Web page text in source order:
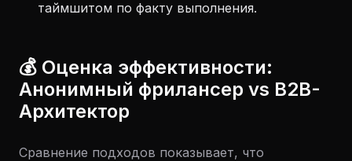
таймшитом по факту выполнения.
💰 Оценка эффективности:
Анонимный фрилансер vs B2B-
Архитектор
Сравнение подходов показывает, что